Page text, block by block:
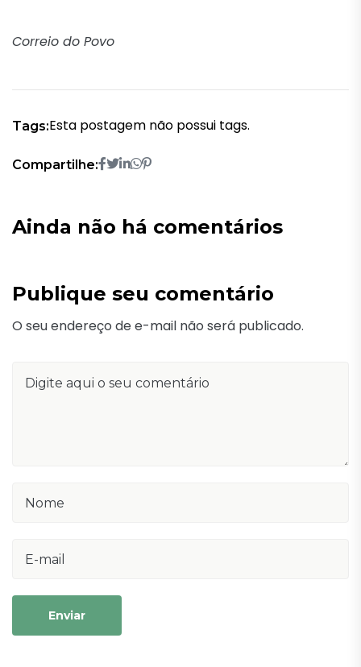
Correio do Povo
Tags:Esta postagem não possui tags.
Compartilhe:
Ainda não há comentários
Publique seu comentário
O seu endereço de e-mail não será publicado.
Enviar